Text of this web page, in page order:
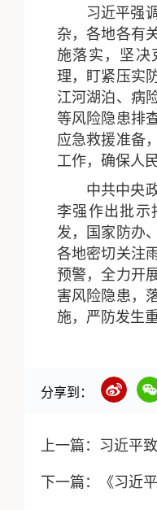
习近平强
杂，各地各有
施落实，坚决
理，盯紧压实
江河湖泊、病
等风险隐患排
应急救援准备
工作，确保人
中共中央
李强作出批示
发，国家防办
各地密切关注
预警，全力开
害风险隐患，
施，严防发生
分享到：
上一篇：
下一篇：